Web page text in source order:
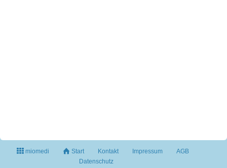
miomedi Start Kontakt Impressum
AGB
Datenschutz